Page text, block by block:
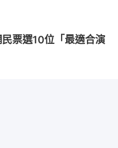
民票選10位「最適合演